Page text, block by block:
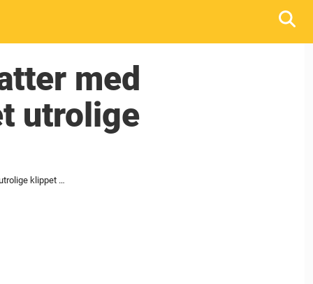
med
utrolige
Mor treffer kranglete tenåringsdatter med tøffel fra 30 meters avstand – det utrolige klippet har blitt sett av tusenvis